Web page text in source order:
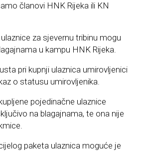
članovi HNK Rijeka ili KN
za sjevernu tribinu mogu
u kampu HNK Rijeka.
pri kupnji ulaznica umirovljenici
o statusu umirovljenika.
pojedinačne ulaznice
na blagajnama, te ona nije
paketa ulaznica moguće je